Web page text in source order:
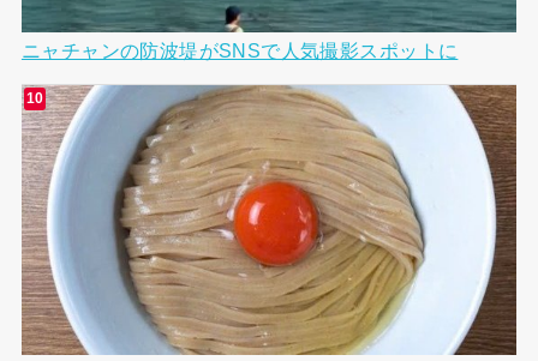
ニャチャンの防波堤がSNSで人気撮影スポットに